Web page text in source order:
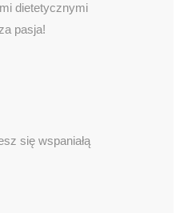
dietetycznymi
pasja!
się wspaniałą